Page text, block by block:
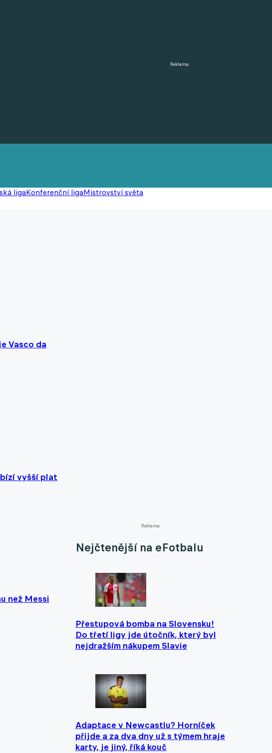
Reklama
ligaKonferenční ligaMistrovství světa
Vasco da
vyšší plat
než Messi
Reklama
Nejčtenější na eFotbalu
Přestupová bomba na Slovensku!
Do třetí ligy jde útočník, který byl
nejdražším nákupem Slavie
Adaptace v Newcastlu? Horníček
přijde a za dva dny už s týmem hraje
karty, je jiný, říká kouč